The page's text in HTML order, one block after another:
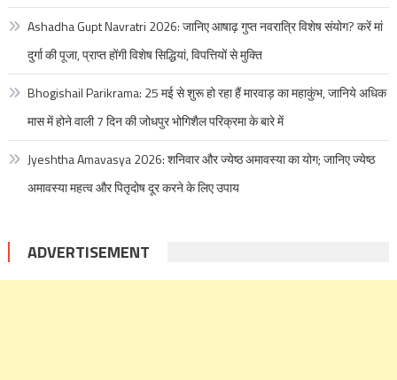
Ashadha Gupt Navratri 2026: जानिए आषाढ़ गुप्त नवरात्रि विशेष संयोग? करें मां
दुर्गा की पूजा, प्राप्त होंगी विशेष सिद्धियां, विपत्तियों से मुक्ति
Bhogishail Parikrama: 25 मई से शुरू हो रहा हैं मारवाड़ का महाकुंभ, जानिये अधिक
मास में होने वाली 7 दिन की जोधपुर भोगिशैल परिक्रमा के बारे में
Jyeshtha Amavasya 2026: शनिवार और ज्येष्ठ अमावस्या का योग; जानिए ज्येष्ठ
अमावस्या महत्व और पितृदोष दूर करने के लिए उपाय
ADVERTISEMENT